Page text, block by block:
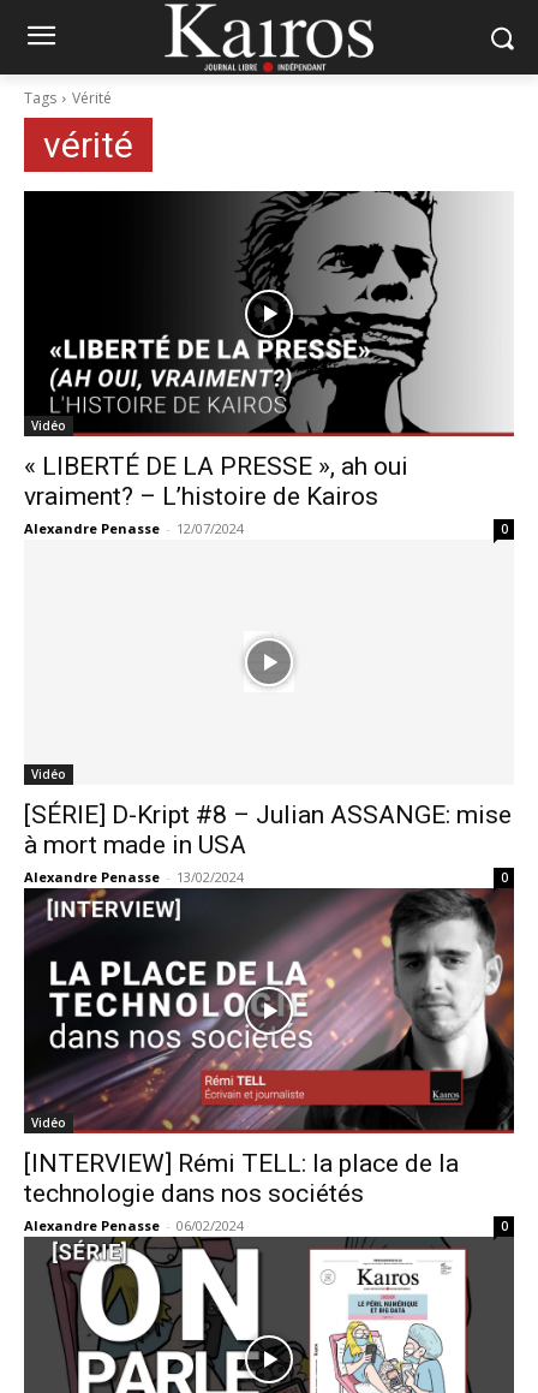
Tags Vérité
vérité
Vidéo
« LIBERTÉ DE LA PRESSE », ah oui
vraiment? – L’histoire de Kairos
Alexandre Penasse - 12/07/2024 0
Vidéo
[SÉRIE] D-Kript #8 – Julian ASSANGE: mise
à mort made in USA
Alexandre Penasse - 13/02/2024 0
Vidéo
[INTERVIEW] Rémi TELL: la place de la
technologie dans nos sociétés
Alexandre Penasse - 06/02/2024 0